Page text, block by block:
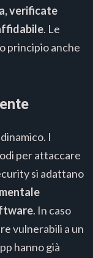
verificate
. Le
principio anche
I
per attaccare
si adattano
. In caso
vulnerabili a un
hanno già